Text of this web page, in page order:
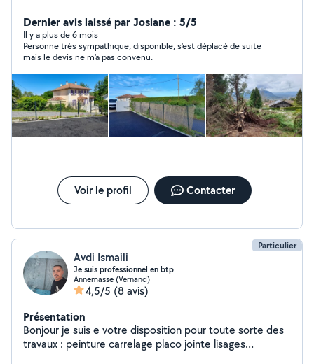
maçonnerie petit terrassement pose carrelage faïence
électricité plomberie peinture espace vert
Dernier avis laissé par Josiane : 5/5
Il y a plus de 6 mois
Personne très sympathique, disponible, s'est déplacé de suite
mais le devis ne m'a pas convenu.
Voir le profil Contacter
Particulier
Avdi Ismaili
Je suis professionnel en btp
Annemasse (Vernand)
4,5/5 (8 avis)
Présentation
Bonjour je suis e votre disposition pour toute sorte des
travaux : peinture carrelage placo jointe lisages